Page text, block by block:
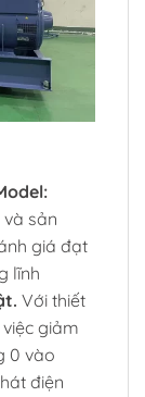
sản
giá đạt
lĩnh
Với thiết
giảm
0 vào
điện